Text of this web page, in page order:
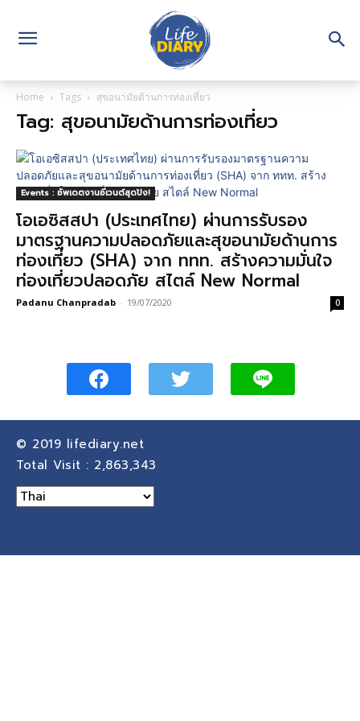
Home Tags สุขอนามัยด้านการท่องเที่ยว
Tag: สุขอนามัยด้านการท่องเที่ยว
Events : อัพเดตงานอีเวนต์สุดปัง!
โอเอซิสสปา (ประเทศไทย) ผ่านการรับรอง
มาตรฐานความปลอดภัยและสุขอนามัยด้านการ
ท่องเที่ยว (SHA) จาก ททท. สร้างความมั่นใจ
ท่องเที่ยวปลอดภัย สไตล์ New Normal
Padanu Chanpradab - 19/07/2020 0
© 2019 lifediary.net
Total Visit : 2,863,343